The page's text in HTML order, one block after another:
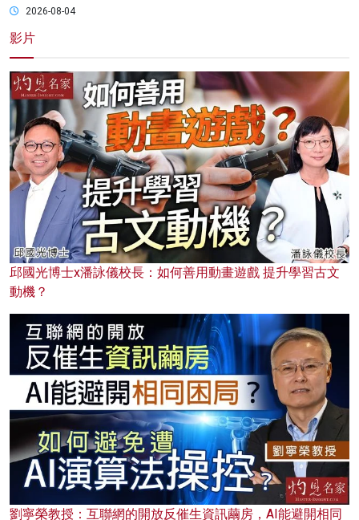
2026-08-04
影片
邱國光博士x潘詠儀校長：如何善用動畫遊戲 提升學習古文
動機？
劉寧榮教授：互聯網的開放反催生資訊繭房，AI能避開相同